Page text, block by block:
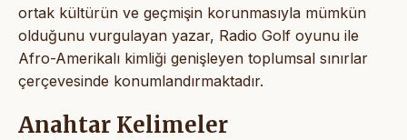
ortak kültürün ve geçmişin korunmasıyla mümkün
olduğunu vurgulayan yazar, Radio Golf oyunu ile
Afro-Amerikalı kimliği genişleyen toplumsal sınırlar
çerçevesinde konumlandırmaktadır.
Anahtar Kelimeler